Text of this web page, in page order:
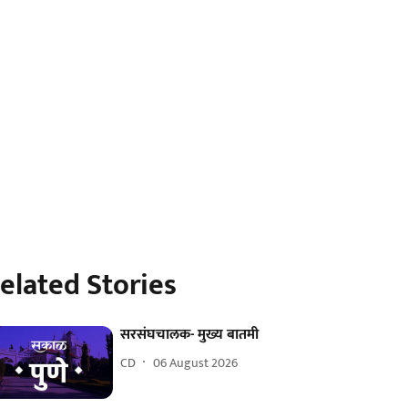
Stories
सरसंघचालक- मुख्य बातमी
CD 06 August 2026